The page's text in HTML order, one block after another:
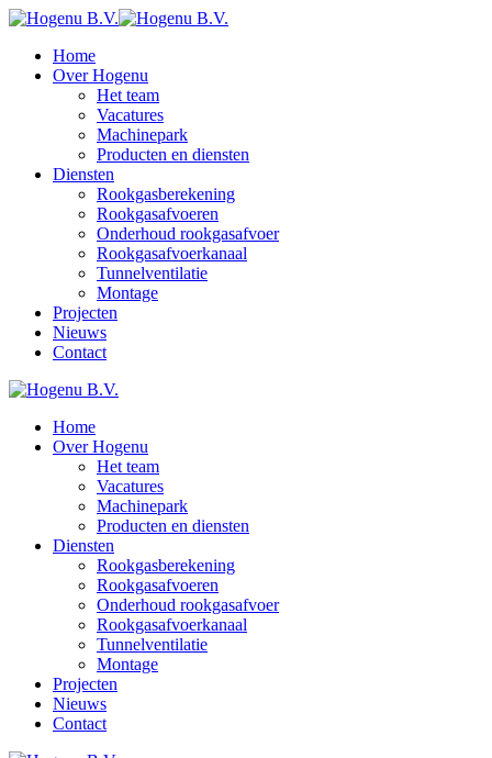
Home
Over Hogenu
Het team
Vacatures
Machinepark
Producten en diensten
Diensten
Rookgasberekening
Rookgasafvoeren
Onderhoud rookgasafvoer
Rookgasafvoerkanaal
Tunnelventilatie
Montage
Projecten
Nieuws
Contact
Home
Over Hogenu
Het team
Vacatures
Machinepark
Producten en diensten
Diensten
Rookgasberekening
Rookgasafvoeren
Onderhoud rookgasafvoer
Rookgasafvoerkanaal
Tunnelventilatie
Montage
Projecten
Nieuws
Contact